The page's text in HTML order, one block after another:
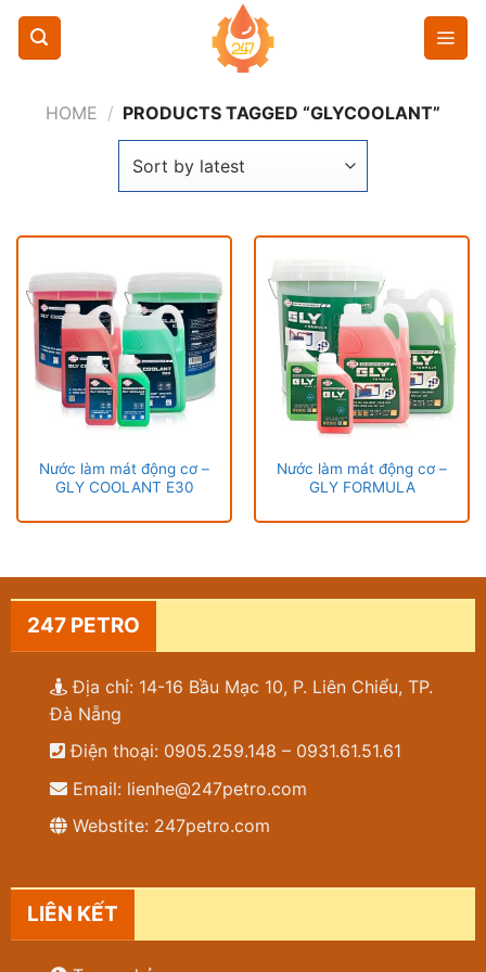
Chuyển
nội
HOME / PRODUCTS TAGGED “GLYCOOLANT”
Nước làm mát động cơ –
GLY COOLANT E30
Nước làm mát động cơ –
GLY FORMULA
247 PETRO
Địa chỉ: 14-16 Bầu Mạc 10, P. Liên Chiểu, TP.
Đà Nẵng
Điện thoại: 0905.259.148 – 0931.61.51.61
Email: lienhe@247petro.com
Webstite: 247petro.com
LIÊN KẾT